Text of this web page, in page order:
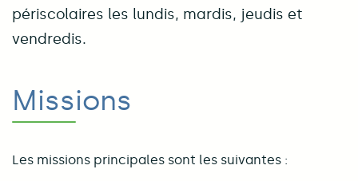
périscolaires les lundis, mardis, jeudis et
vendredis.
Missions
Les missions principales sont les suivantes :